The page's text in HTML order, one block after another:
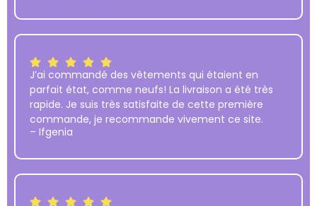
J’ai commandé des vêtements qui étaient en
parfait état, comme neufs! La livraison a été très
rapide. Je suis très satisfaite de cette première
commande, je recommande vivement ce site.
– Ifgenia